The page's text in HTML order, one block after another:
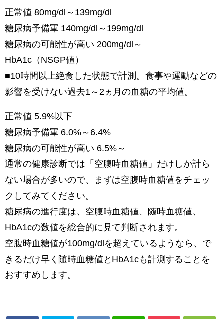
正常値 80mg/dl～139mg/dl
糖尿病予備軍 140mg/dl～199mg/dl
糖尿病の可能性が高い 200mg/dl～
HbA1c（NSGP値）
■10時間以上絶食した状態で計測。食事や運動などの
影響を受けない過去1～2ヵ月の血糖の平均値。
正常値 5.9%以下
糖尿病予備軍 6.0%～6.4%
糖尿病の可能性が高い 6.5%～
通常の健康診断では「空腹時血糖値」だけしか計ら
ない場合が多いので、まずは空腹時血糖値をチェッ
クしてみてください。
糖尿病の進行度は、空腹時血糖値、随時血糖値、
HbA1cの数値を総合的に見て判断されます。
空腹時血糖値が100mg/dlを超えているようなら、で
きるだけ早く随時血糖値とHbA1cも計測することを
おすすめします。